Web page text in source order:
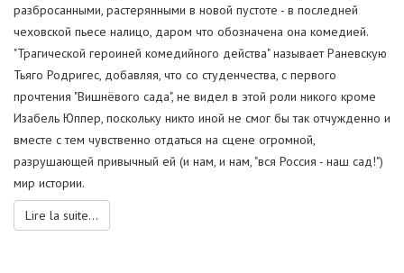
разбросанными, растерянными в новой пустоте - в последней
чеховской пьесе налицо, даром что обозначена она комедией.
"Трагической героиней комедийного действа" называет Раневскую
Тьяго Родригес, добавляя, что со студенчества, с первого
прочтения "Вишнёвого сада", не видел в этой роли никого кроме
Изабель Юппер, поскольку никто иной не смог бы так отчужденно и
вместе с тем чувственно отдаться на сцене огромной,
разрушающей привычный ей (и нам, и нам, "вся Россия - наш сад!")
мир истории.
Lire la suite...